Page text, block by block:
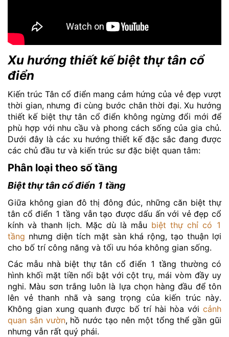
Xu hướng thiết kế biệt thự tân cổ
điển
Kiến trúc Tân cổ điển mang cảm hứng của vẻ đẹp vượt
thời gian, nhưng đi cùng bước chân thời đại. Xu hướng
thiết kế biệt thự tân cổ điển không ngừng đổi mới để
phù hợp với nhu cầu và phong cách sống của gia chủ.
Dưới đây là các xu hướng thiết kế đặc sắc đang được
các chủ đầu tư và kiến trúc sư đặc biệt quan tâm:
Phân loại theo số tầng
Biệt thự tân cổ điển 1 tầng
Giữa không gian đô thị đông đúc, những căn biệt thự
tân cổ điển 1 tầng vẫn tạo được dấu ấn với vẻ đẹp cổ
kính và thanh lịch. Mặc dù là mẫu biệt thự chỉ có 1
tầng nhưng diện tích mặt sàn khá rộng, tạo thuận lợi
cho bố trí công năng và tối ưu hóa không gian sống.
Các mẫu nhà biệt thự tân cổ điển 1 tầng thường có
hình khối mặt tiền nổi bật với cột trụ, mái vòm đầy uy
nghi. Màu sơn trắng luôn là lựa chọn hàng đầu để tôn
lên vẻ thanh nhã và sang trọng của kiến trúc này.
Không gian xung quanh được bố trí hài hòa với cảnh
quan sân vườn, hồ nước tạo nên một tổng thể gần gũi
nhưng vẫn rất quý phái.